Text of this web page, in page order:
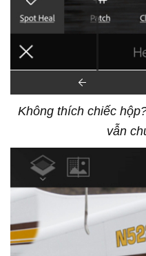
Không thích chiếc
vẫn